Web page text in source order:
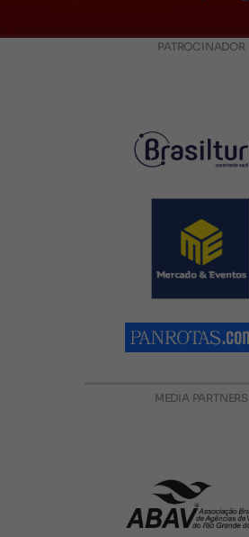
PATROCINADOR
MEDIA PARTNERS